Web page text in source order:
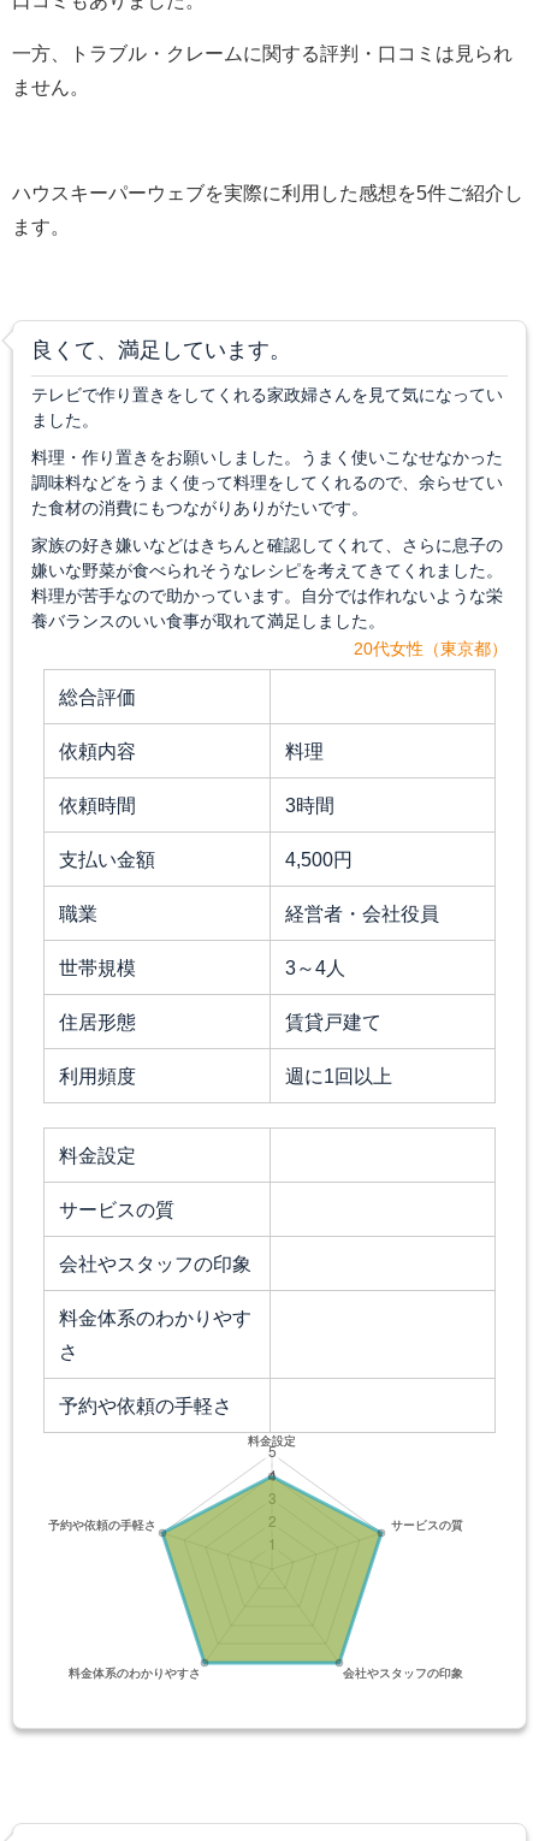
一方、トラブル・クレームに関する評判・口コミは見られ
ません。
ハウスキーパーウェブを実際に利用した感想を5件ご紹介し
ます。
良くて、満足しています。
テレビで作り置きをしてくれる家政婦さんを見て気になってい
ました。
料理・作り置きをお願いしました。うまく使いこなせなかった
調味料などをうまく使って料理をしてくれるので、余らせてい
た食材の消費にもつながりありがたいです。
家族の好き嫌いなどはきちんと確認してくれて、さらに息子の
嫌いな野菜が食べられそうなレシピを考えてきてくれました。
料理が苦手なので助かっています。自分では作れないような栄
養バランスのいい食事が取れて満足しました。
20代女性（東京都）
総合評価
依頼内容 料理
依頼時間 3時間
支払い金額 4,500円
職業 経営者・会社役員
世帯規模 3～4人
住居形態 賃貸戸建て
利用頻度 週に1回以上
料金設定
サービスの質
会社やスタッフの印象
料金体系のわかりやす
さ
予約や依頼の手軽さ